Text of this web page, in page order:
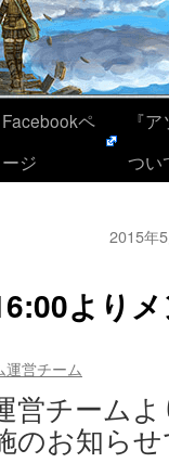
Facebookペ
ージ
『
つい
2015年
より
運営チーム
営チーム
のお知ら